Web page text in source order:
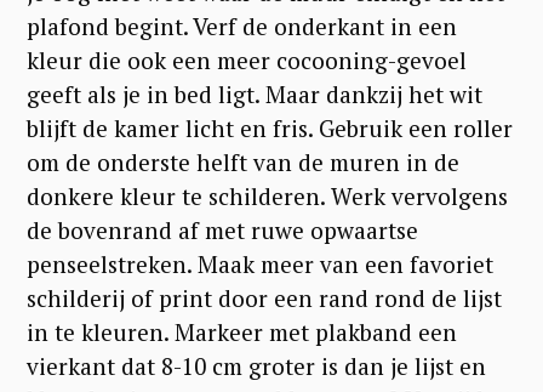
plafond begint. Verf de onderkant in een
kleur die ook een meer cocooning-gevoel
geeft als je in bed ligt. Maar dankzij het wit
blijft de kamer licht en fris. Gebruik een roller
om de onderste helft van de muren in de
donkere kleur te schilderen. Werk vervolgens
de bovenrand af met ruwe opwaartse
penseelstreken. Maak meer van een favoriet
schilderij of print door een rand rond de lijst
in te kleuren. Markeer met plakband een
vierkant dat 8-10 cm groter is dan je lijst en
S
e
a
r
c
h
f
o